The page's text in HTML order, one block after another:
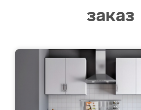
заказ